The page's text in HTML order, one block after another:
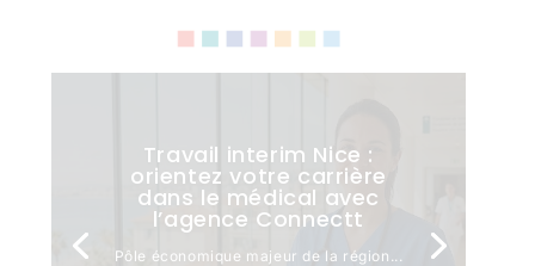
Travail interim Nice :
orientez votre carrière
dans le médical avec
l’agence Connectt
Pôle économique majeur de la région...